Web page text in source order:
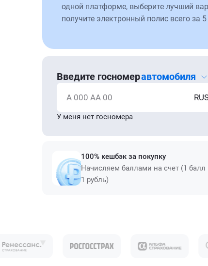
одной платформе, выберите лучший
получите электронный полис всего за
Введите госномеравтомобиля
А 000 АА 00
У меня нет госномера
100% кешбэк за покупку
Начисляем баллами на счет (1 балл
1 рубль)